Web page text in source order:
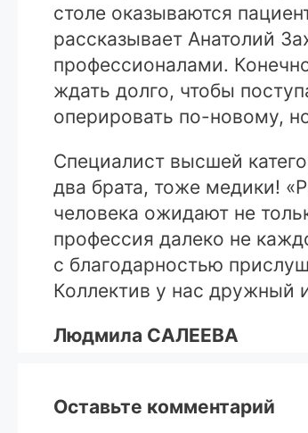
столе оказываются
рассказывает Анатолий
профессионалами.
ждать долго, чтобы
оперировать по-новому,
Специалист высшей
два брата, тоже медики!
человека ожидают не
профессия далеко не
с благодарностью
Коллектив у нас
Людмила САЛЕЕВА
Оставьте комментарий